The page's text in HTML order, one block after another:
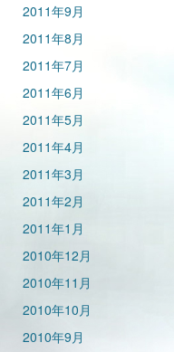
2011年9月
2011年8月
2011年7月
2011年6月
2011年5月
2011年4月
2011年3月
2011年2月
2011年1月
2010年12月
2010年11月
2010年10月
2010年9月